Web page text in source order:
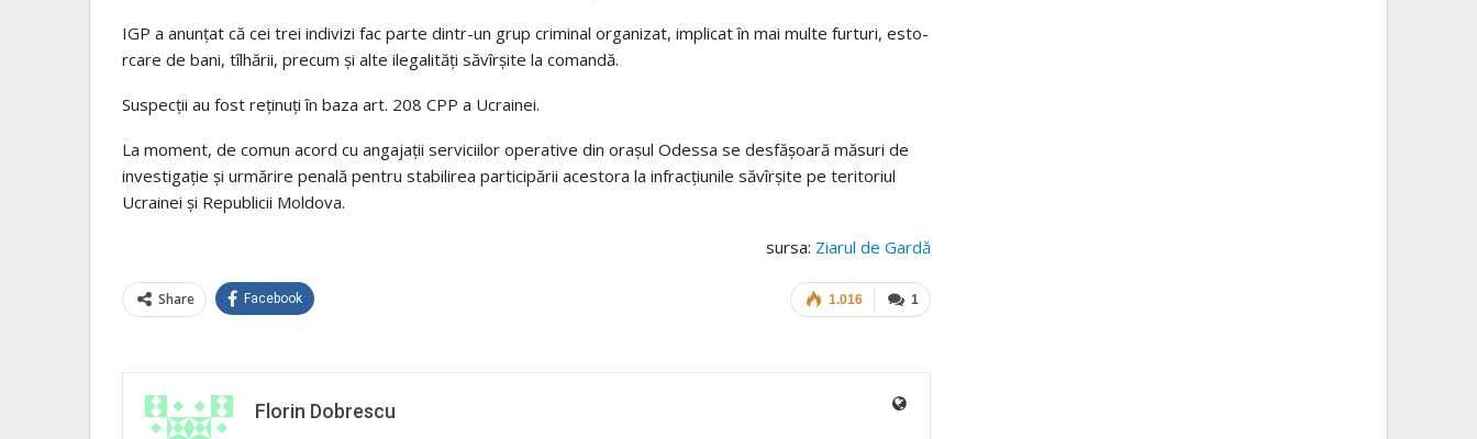
IGP a anun­țat că cei trei indi­vizi fac parte dintr-un grup cri­mi­nal orga­ni­zat, impli­cat în mai multe fur­turi, esto­
rcare de bani, tîlhă­rii, pre­cum și alte ile­ga­li­tăți săvîr­șite la comandă.
Sus­pec­ții au fost reți­nuți în baza art. 208 CPP a Ucrai­nei.
La moment, de comun acord cu anga­ja­ții ser­vi­ci­i­lor ope­ra­tive din ora­șul Odessa se des­fă­șoară măsuri de
inves­ti­ga­ție și urmă­rire penală pen­tru sta­bi­li­rea par­ti­ci­pă­rii aces­tora la infrac­țiu­nile săvîr­șite pe teri­to­riul
Ucrai­nei și Repu­bli­cii Mol­dova.
sursa: Ziarul de Gardă
1
1.016
Share Facebook
Florin Dobrescu